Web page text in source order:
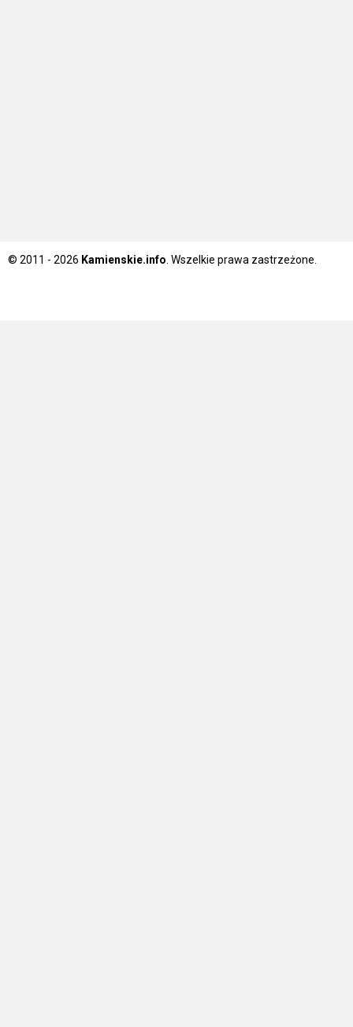
© 2011 - 2026 Kamienskie.info . Wszelkie prawa zastrzeżone.